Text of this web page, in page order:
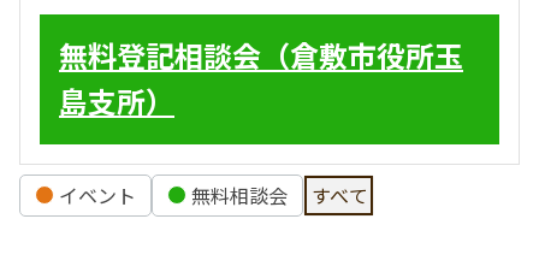
無料登記相談会（倉敷市役所玉
島支所）
イ
ベ
イベント 無料相談会 すべて